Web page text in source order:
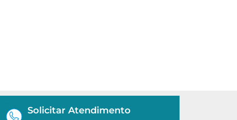
Solicitar Atendimento